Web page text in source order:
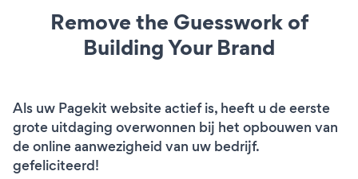
Remove the Guesswork of
Building Your Brand
Als uw Pagekit website actief is, heeft u de eerste
grote uitdaging overwonnen bij het opbouwen van
de online aanwezigheid van uw bedrijf.
gefeliciteerd!